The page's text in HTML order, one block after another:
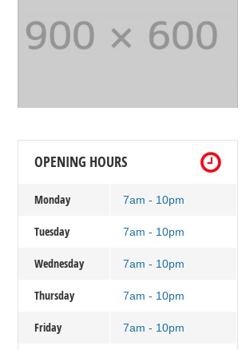
OPENING HOURS
Monday 7am - 10pm
Tuesday 7am - 10pm
Wednesday 7am - 10pm
Thursday 7am - 10pm
Friday 7am - 10pm